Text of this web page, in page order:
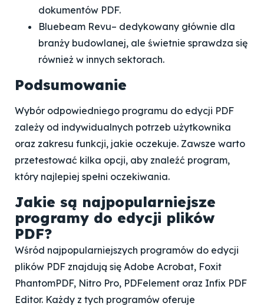
dokumentów PDF.
Bluebeam Revu– dedykowany głównie dla
branży budowlanej, ale świetnie sprawdza się
również w innych sektorach.
Podsumowanie
Wybór odpowiedniego programu do edycji PDF
zależy od indywidualnych potrzeb użytkownika
oraz zakresu funkcji, jakie oczekuje. Zawsze warto
przetestować kilka opcji, aby znaleźć program,
który najlepiej spełni oczekiwania.
Jakie są najpopularniejsze
programy do edycji plików
PDF?
Wśród najpopularniejszych programów do edycji
plików PDF znajdują się Adobe Acrobat, Foxit
PhantomPDF, Nitro Pro, PDFelement oraz Infix PDF
Editor. Każdy z tych programów oferuje